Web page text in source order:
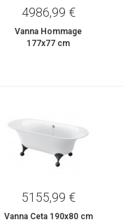
4986,99 €
Vanna Hommage
177x77 cm
5155,99 €
Vanna Ceta 190x80 cm